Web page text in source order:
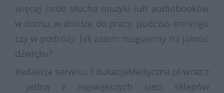
więcej osób słucha muzyki lub audiobooków
w domu, w drodze do pracy, podczas treningu
czy w podróży. Jak zatem reagujemy na jakość
dźwięku?
Redakcja serwisu EdukacjaMedyczna.pl wraz z
jedną z największych sieci sklepów